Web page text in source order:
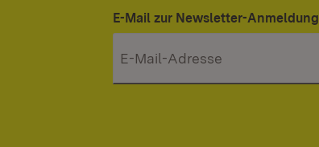
E-Mail zur Newsletter-Anmeldung